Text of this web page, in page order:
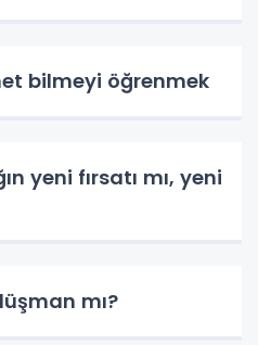
bilmeyi öğrenmek
yeni fırsatı mı, yeni
mı?